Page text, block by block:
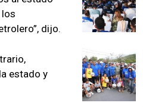
dijo.
estado y